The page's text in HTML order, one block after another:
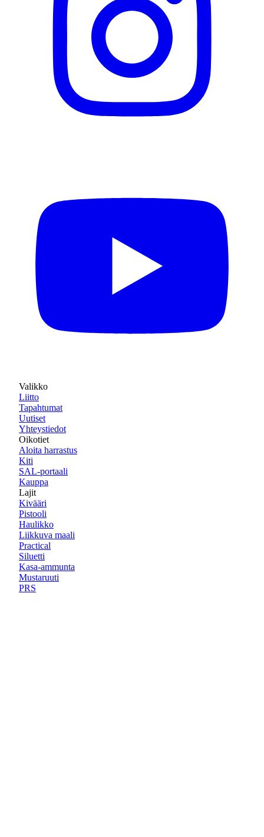
Valikko
Liitto
Tapahtumat
Uutiset
Yhteystiedot
Oikotiet
Aloita harrastus
Kiti
SAL-portaali
Kauppa
Lajit
Kivääri
Pistooli
Haulikko
Liikkuva maali
Practical
Siluetti
Kasa-ammunta
Mustaruuti
PRS